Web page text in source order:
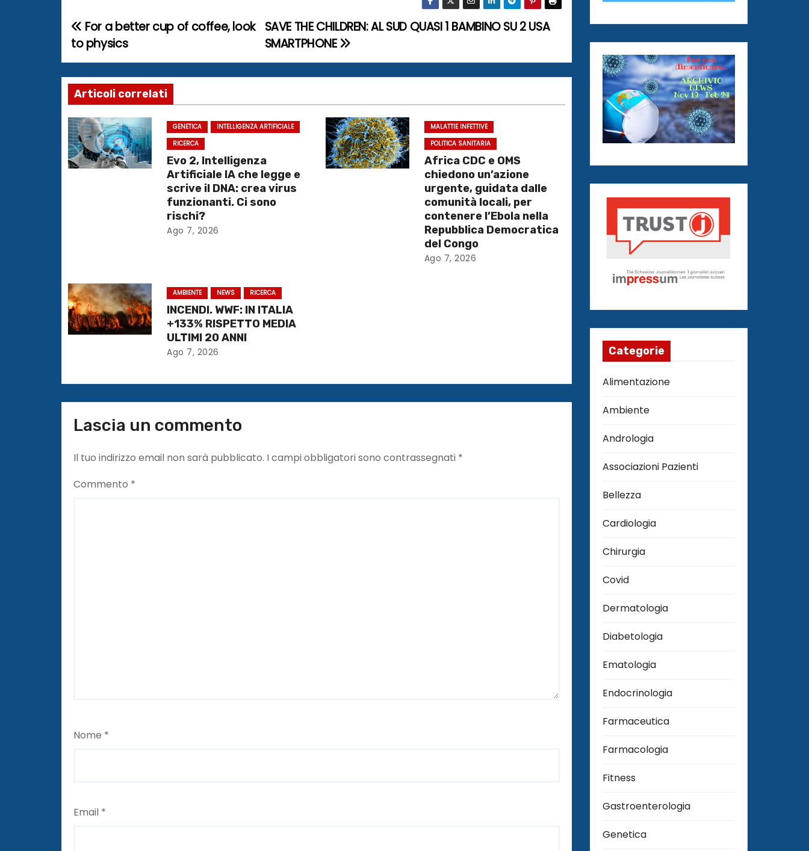
N
v
i
g
a
e
a
r
i
o
l
i
SAVE THE CHILDREN: AL SUD QUASI 1 BAMBINO SU 2 USA
SMARTPHONE
For a better cup of coffee, look
to physics
Articoli correlati
GENETICA
INTELLIGENZA ARTIFICIALE
RICERCA
Evo 2, Intelligenza
Artificiale IA che legge e
scrive il DNA: crea virus
funzionanti. Ci sono
rischi?
Ago 7, 2026
MALATTIE INFETTIVE
POLITICA SANITARIA
Africa CDC e OMS
chiedono un’azione
urgente, guidata dalle
comunità locali, per
contenere l’Ebola nella
Repubblica Democratica
del Congo
Ago 7, 2026
AMBIENTE NEWS RICERCA
INCENDI. WWF: IN ITALIA
+133% RISPETTO MEDIA
ULTIMI 20 ANNI
Ago 7, 2026
Lascia un commento
Il tuo indirizzo email non sarà pubblicato. I campi obbligatori sono contrassegnati *
Commento *
Nome *
Email *
Categorie
Alimentazione
Ambiente
Andrologia
Associazioni Pazienti
Bellezza
Cardiologia
Chirurgia
Covid
Dermatologia
Diabetologia
Ematologia
Endocrinologia
Farmaceutica
Farmacologia
Fitness
Gastroenterologia
Genetica